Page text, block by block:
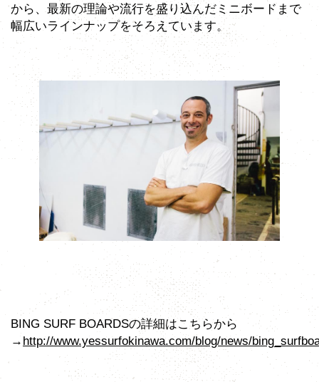
から、最新の理論や流行を盛り込んだミニボードまで
幅広いラインナップをそろえています。
BING SURF BOARDSの詳細はこちらから
→ http://www.yessurfokinawa.com/blog/news/